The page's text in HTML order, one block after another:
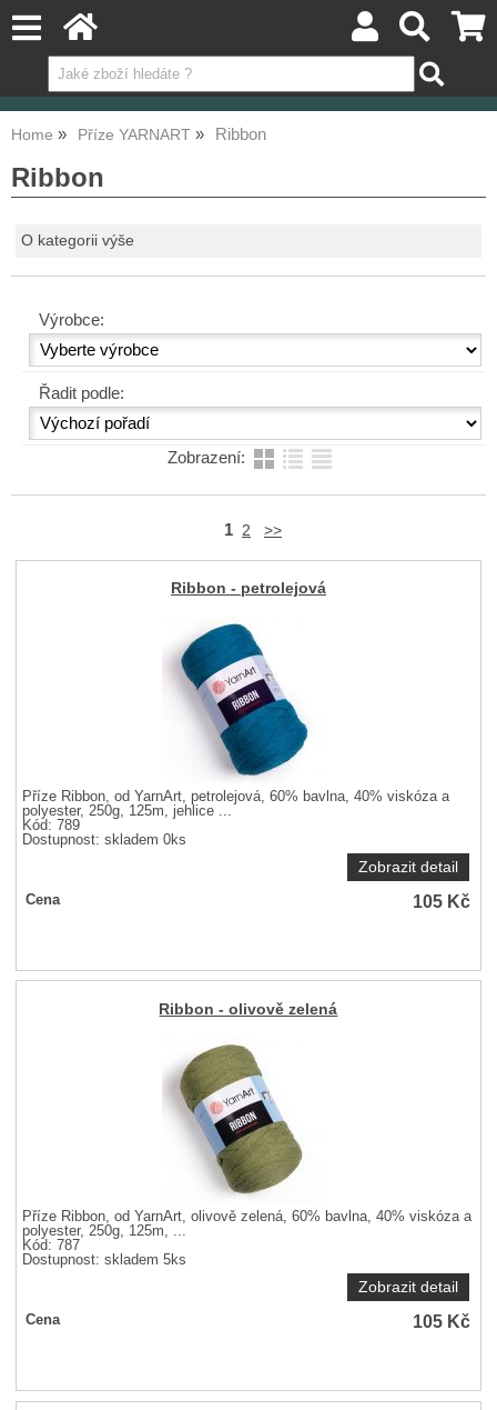
Home Příze YARNART Ribbon
Ribbon
O kategorii výše
Výrobce:
Řadit podle:
Zobrazení:
1 2 >>
Ribbon - petrolejová
Příze Ribbon, od YarnArt, petrolejová, 60% bavlna, 40% viskóza a
polyester, 250g, 125m, jehlice ...
Kód: 789
Dostupnost:skladem 0ks
Zobrazit detail
Cena 105 Kč
Ribbon - olivově zelená
Příze Ribbon, od YarnArt, olivově zelená, 60% bavlna, 40% viskóza a
polyester, 250g, 125m, ...
Kód: 787
Dostupnost:skladem 5ks
Zobrazit detail
Cena 105 Kč